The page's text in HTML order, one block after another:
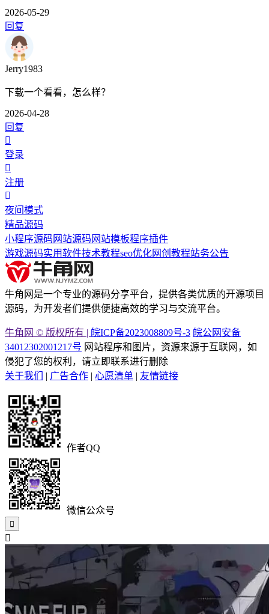
2026-05-29
回复
Jerry1983
下载一个看看，怎么样？
2026-04-28
回复
登录
注册
夜间模式
精品源码
小程序源码 网站源码 网站模板程序插件
游戏源码实用软件技术教程seo优化网创教程站务公告
牛角网是一个专业的源码分享平台，提供各类优质的开源项目
源码，为开发者们提供便捷高效的学习与交流平台。
牛角网 © 版权所有 | 皖ICP备2023008809号-3 皖公网安备
34012302001217号 网站程序和图片，资源来源于互联网，如
侵犯了您的权利，请立即联系进行删除
关于我们
| 广告合作 | 心愿清单 | 友情链接
作者QQ
微信公众号